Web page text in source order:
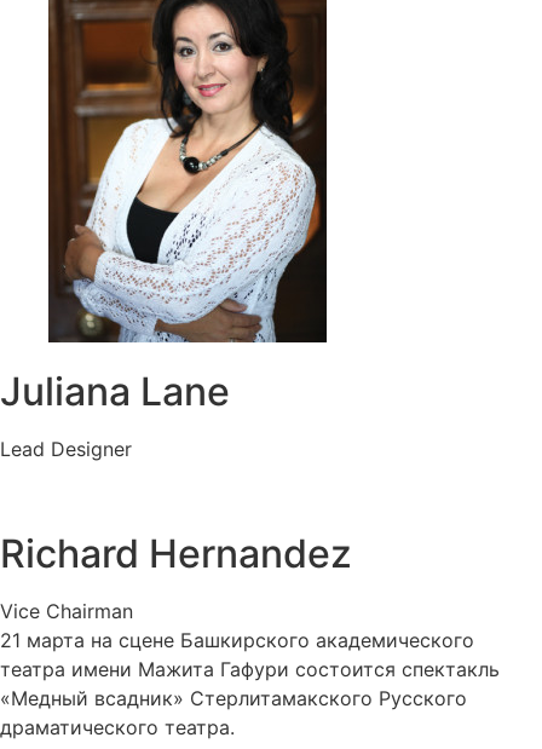
Juliana Lane
Lead Designer
Richard Hernandez
Vice Chairman
21 марта на сцене Башкирского академического
театра имени Мажита Гафури состоится спектакль
«Медный всадник» Стерлитамакского Русского
драматического театра.